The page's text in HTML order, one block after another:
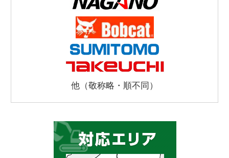
他（敬称略・順不同）